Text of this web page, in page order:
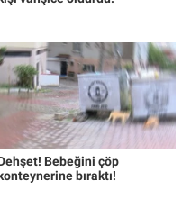
Bebeğini çöp
bıraktı!